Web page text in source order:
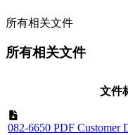
所有相关文件
所有相关文件
文件
082-6650 PDF Customer